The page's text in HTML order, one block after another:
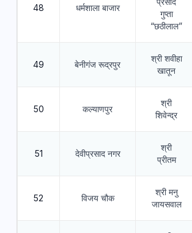
48 धर्मशाला बाजार
गुप्ता
“छठीलाल”
49 बेनीगंज रूद्रपुर
श्री शवीहा
खातून
50 कल्याणपुर
श्री
शिवेन्द्र
51 देवीप्रसाद नगर
श्री
प्रीतम
52 विजय चौक
श्री मनु
जायसवाल